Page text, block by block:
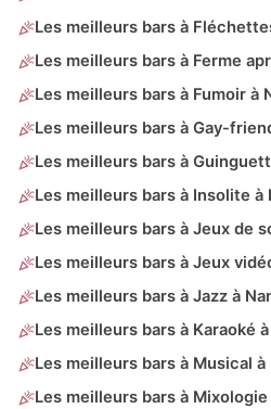
Les meilleurs bars à
Les meilleurs bars à Ferme
Les meilleurs bars à Fumoir à
Les meilleurs bars à Gay-
Les meilleurs bars à
Les meilleurs bars à Insolite à
Les meilleurs bars à Jeux de
Les meilleurs bars à Jeux
Les meilleurs bars à Jazz à
Les meilleurs bars à Karaoké
Les meilleurs bars à Musical à
Les meilleurs bars à